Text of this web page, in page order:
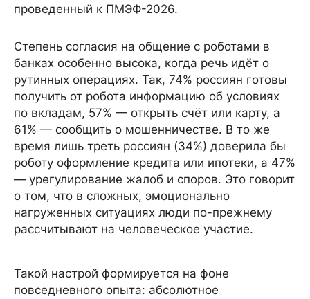
проведенный к ПМЭФ-2026.
Степень согласия на общение с роботами в
банках особенно высока, когда речь идёт о
рутинных операциях. Так, 74% россиян готовы
получить от робота информацию об условиях
по вкладам, 57% — открыть счёт или карту, а
61% — сообщить о мошенничестве. В то же
время лишь треть россиян (34%) доверила бы
роботу оформление кредита или ипотеки, а 47%
— урегулирование жалоб и споров. Это говорит
о том, что в сложных, эмоционально
нагруженных ситуациях люди по-прежнему
рассчитывают на человеческое участие.
Такой настрой формируется на фоне
повседневного опыта: абсолютное